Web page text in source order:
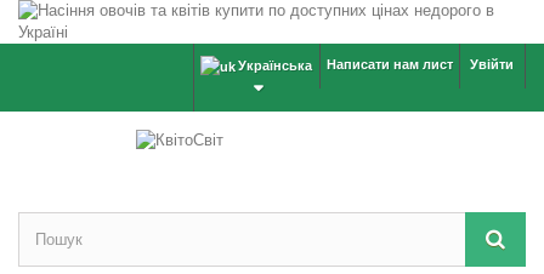
Увійти
Написати нам лист
Українська